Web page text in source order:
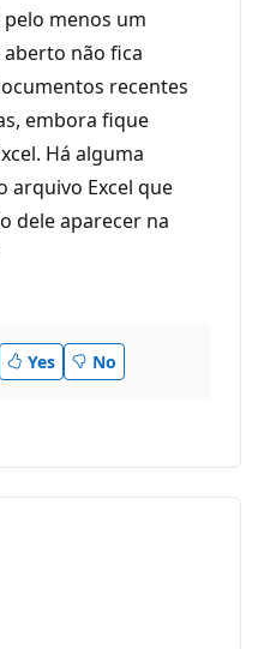
menos um
aberto não fica
recentes
embora fique
Há alguma
arquivo Excel que
dele aparecer na
Yes No